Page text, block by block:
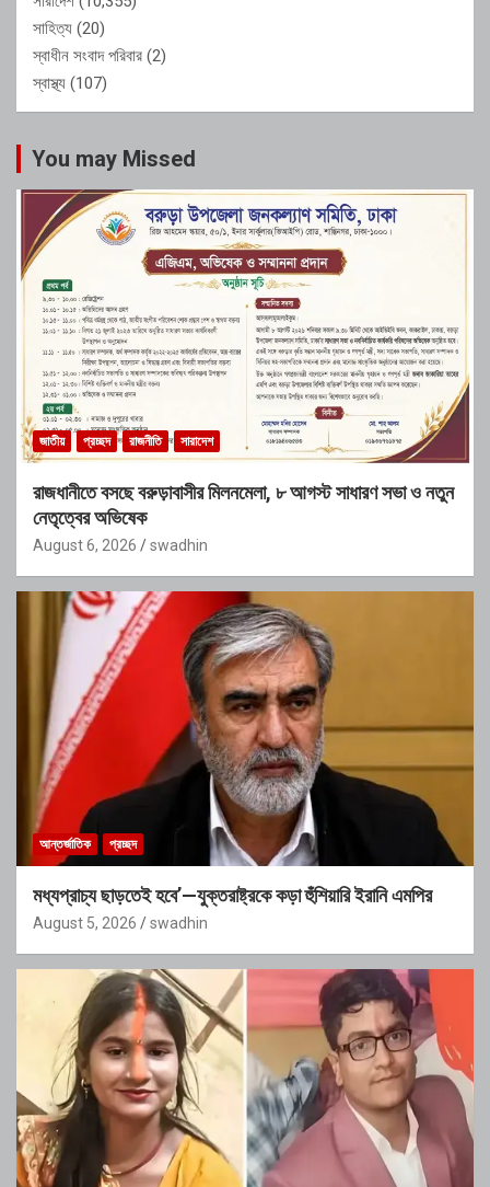
সাহিত্য (20)
স্বাধীন সংবাদ পরিবার (2)
স্বাস্থ্য (107)
You may Missed
জাতীয় প্রচ্ছদ রাজনীতি সারাদেশ
রাজধানীতে বসছে বরুড়াবাসীর মিলনমেলা, ৮ আগস্ট সাধারণ সভা ও নতুন
নেতৃত্বের অভিষেক
August 6, 2026 swadhin
আন্তর্জাতিক প্রচ্ছদ
মধ্যপ্রাচ্য ছাড়তেই হবে’—যুক্তরাষ্ট্রকে কড়া হুঁশিয়ারি ইরানি এমপির
August 5, 2026 swadhin